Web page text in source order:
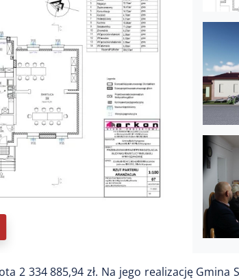
2 334 885,94 zł. Na jego realizację Gmina